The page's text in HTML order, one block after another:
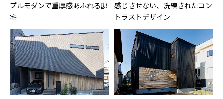
プルモダンで重厚感あふれる邸
宅
感じさせない、洗練されたコン
トラストデザイン